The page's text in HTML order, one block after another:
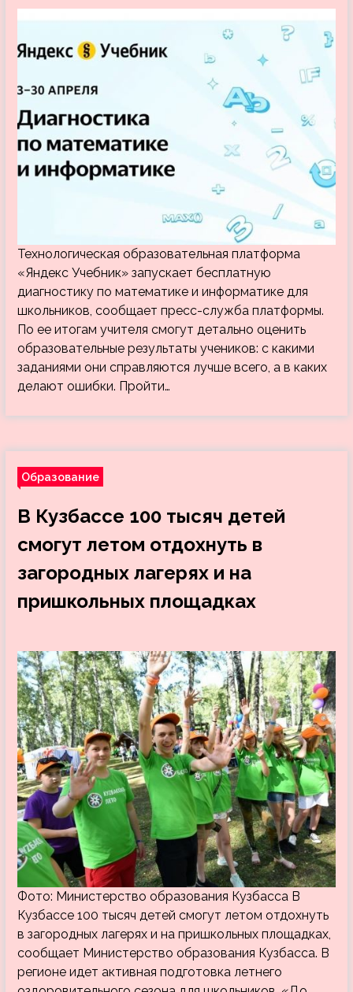
Технологическая образовательная платформа
«Яндекс Учебник» запускает бесплатную
диагностику по математике и информатике для
школьников, сообщает пресс-служба платформы.
По ее итогам учителя смогут детально оценить
образовательные результаты учеников: с какими
заданиями они справляются лучше всего, а в каких
делают ошибки. Пройти…
Образование
В Кузбассе 100 тысяч детей
смогут летом отдохнуть в
загородных лагерях и на
пришкольных площадках
Фото: Министерство образования Кузбасса В
Кузбассе 100 тысяч детей смогут летом отдохнуть
в загородных лагерях и на пришкольных площадках,
сообщает Министерство образования Кузбасса. В
регионе идет активная подготовка летнего